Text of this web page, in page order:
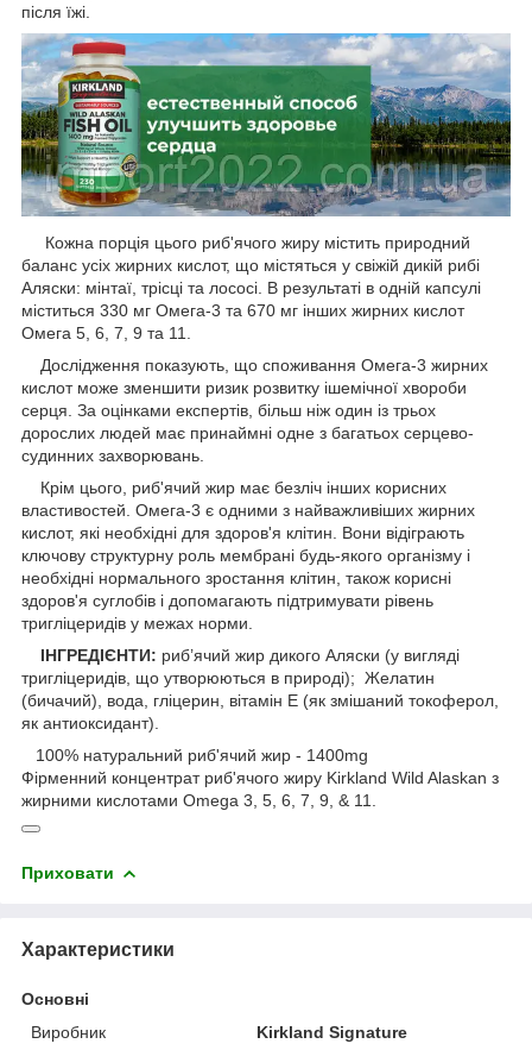
після їжі.
Кожна порція цього риб'ячого жиру містить природний
баланс усіх жирних кислот, що містяться у свіжій дикій рибі
Аляски: мінтаї, трісці та лососі. В результаті в одній капсулі
міститься 330 мг Омега-3 та 670 мг інших жирних кислот
Омега 5, 6, 7, 9 та 11.
Дослідження показують, що споживання Омега-3 жирних
кислот може зменшити ризик розвитку ішемічної хвороби
серця. За оцінками експертів, більш ніж один із трьох
дорослих людей має принаймні одне з багатьох серцево-
судинних захворювань.
Крім цього, риб'ячий жир має безліч інших корисних
властивостей. Омега-3 є одними з найважливіших жирних
кислот, які необхідні для здоров'я клітин. Вони відіграють
ключову структурну роль мембрані будь-якого організму і
необхідні нормального зростання клітин, також корисні
здоров'я суглобів і допомагають підтримувати рівень
тригліцеридів у межах норми.
ІНГРЕДІЄНТИ: риб’ячий жир дикого Аляски (у вигляді
тригліцеридів, що утворюються в природі); Желатин
(бичачий), вода, гліцерин, вітамін Е (як змішаний токоферол,
як антиоксидант).
100% натуральний риб'ячий жир - 1400mg
Фірменний концентрат риб'ячого жиру Kirkland Wild Alaskan з
жирними кислотами Omega 3, 5, 6, 7, 9, & 11.
Приховати
Характеристики
Основні
Виробник
Kirkland Signature